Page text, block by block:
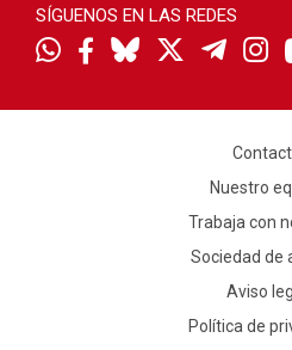
SÍGUENOS EN LAS REDES
Nuestro
Trabaja con
Sociedad de
Aviso
Política de